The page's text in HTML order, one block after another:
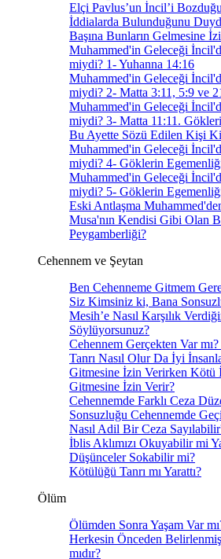
Elçi Pavlus’un İncil’i
İddialarda Bulunduğunu
Başına Bunların Gelmesine
Muhammed'in Geleceği
miydi? 1- Yuhanna 14:16
Muhammed'in Geleceği
miydi? 2- Matta 3:11, 5:9 ve
Muhammed'in Geleceği
miydi? 3- Matta 11:11.
Bu Ayette Sözü Edilen Kişi
Muhammed'in Geleceği
miydi? 4- Göklerin
Muhammed'in Geleceği
miydi? 5- Göklerin
Eski Antlaşma
Musa'nın Kendisi Gibi Olan
Peygamberliği?
Cehennem ve Şeytan
Ben Cehenneme Gitmem
Siz Kimsiniz ki, Bana
Mesih’e Nasıl Karşılık
Söylüyorsunuz?
Cehennem Gerçekten Var
Tanrı Nasıl Olur Da İyi
Gitmesine İzin Verirken Kötü
Gitmesine İzin Verir?
Cehennemde Farklı Ceza
Sonsuzluğu Cehennemde
Nasıl Adil Bir Ceza
İblis Aklımızı Okuyabilir mi
Düşünceler Sokabilir mi?
Kötülüğü Tanrı mı Yarattı?
Ölüm
Ölümden Sonra Yaşam Var
Herkesin Önceden
mıdır?